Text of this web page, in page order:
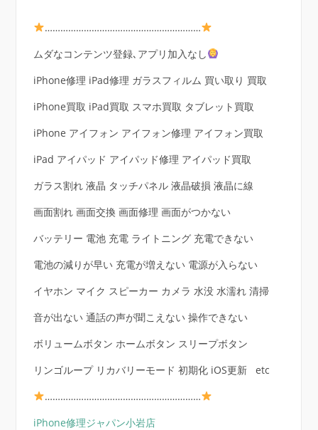
……………………………………………………
ムダなコンテンツ登録､アプリ加入なし
iPhone修理 iPad修理 ガラスフィルム 買い取り 買取
iPhone買取 iPad買取 スマホ買取 タブレット買取
iPhone アイフォン アイフォン修理 アイフォン買取
iPad アイパッド アイパッド修理 アイパッド買取
ガラス割れ 液晶 タッチパネル 液晶破損 液晶に線
画面割れ 画面交換 画面修理 画面がつかない
バッテリー 電池 充電 ライトニング 充電できない
電池の減りが早い 充電が増えない 電源が入らない
イヤホン マイク スピーカー カメラ 水没 水濡れ 清掃
音が出ない 通話の声が聞こえない 操作できない
ボリュームボタン ホームボタン スリープボタン
リンゴループ リカバリーモード 初期化 iOS更新 etc
……………………………………………………
iPhone修理ジャパン小岩店